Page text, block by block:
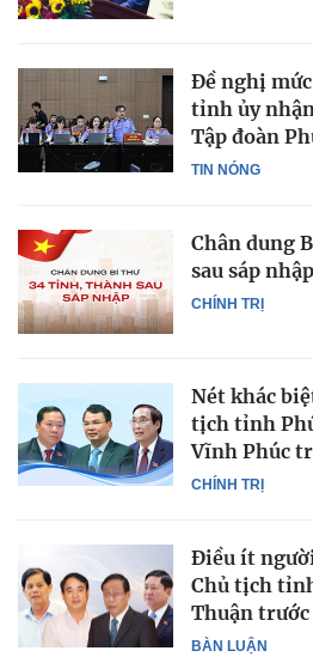
TIN NÓNG
Đề nghị
tỉnh ủy
Tập đoàn
CHÍNH TRỊ
Chân dung
sau sáp nhập
CHÍNH TRỊ
Nét khác
tịch tỉnh
Vĩnh Phúc
BÀN LUẬN
Điều ít
Chủ tịch
Thuận